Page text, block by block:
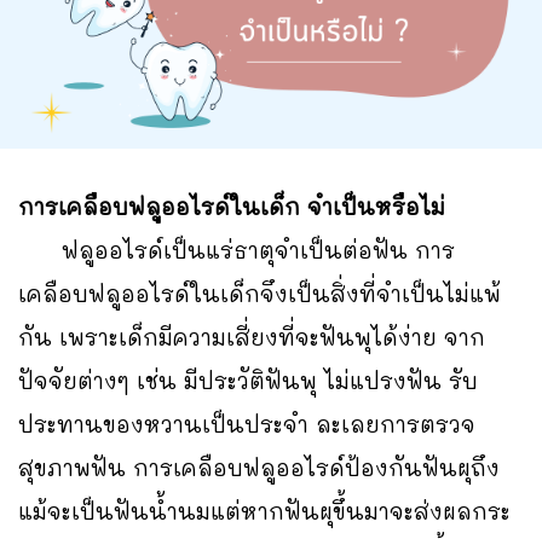
การเคลือบฟลูออไรด์ในเด็ก จำเป็นหรือไม่
ฟลูออไรด์เป็นแร่ธาตุจำเป็นต่อฟัน การ
เคลือบฟลูออไรด์ในเด็กจึงเป็นสิ่งที่จำเป็นไม่แพ้
กัน เพราะเด็กมีความเสี่ยงที่จะฟันพุได้ง่าย จาก
ปัจจัยต่างๆ เช่น มีประวัติฟันพุ ไม่แปรงฟัน รับ
ประทานของหวานเป็นประจำ ละเลยการตรวจ
สุขภาพฟัน การเคลือบฟลูออไรด์ป้องกันฟันผุถึง
แม้จะเป็นฟันน้ำนมแต่หากฟันผุขึ้นมาจะส่งผลกระ